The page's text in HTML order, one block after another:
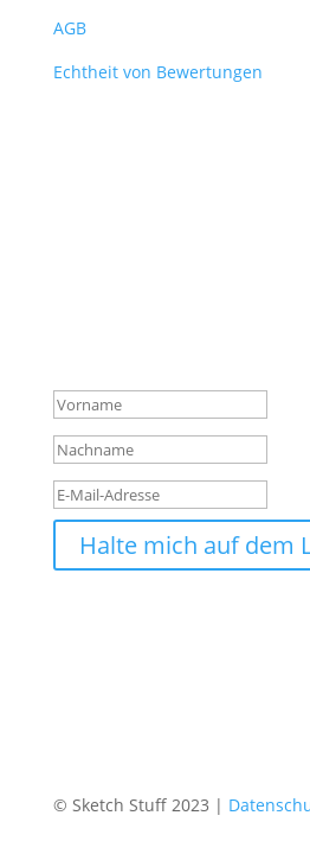
AGB
Echtheit von Bewertungen
Halte mich auf dem
© Sketch Stuff 2023 |